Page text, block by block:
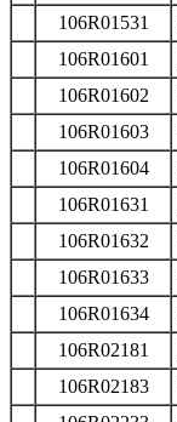
106R01531
106R01601
106R01602
106R01603
106R01604
106R01631
106R01632
106R01633
106R01634
106R02181
106R02183